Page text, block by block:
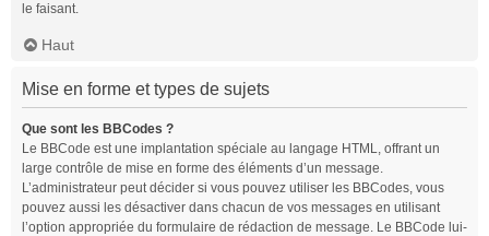
le faisant.
Haut
Mise en forme et types de sujets
Que sont les BBCodes ?
Le BBCode est une implantation spéciale au langage HTML, offrant un
large contrôle de mise en forme des éléments d’un message.
L’administrateur peut décider si vous pouvez utiliser les BBCodes, vous
pouvez aussi les désactiver dans chacun de vos messages en utilisant
l’option appropriée du formulaire de rédaction de message. Le BBCode lui-